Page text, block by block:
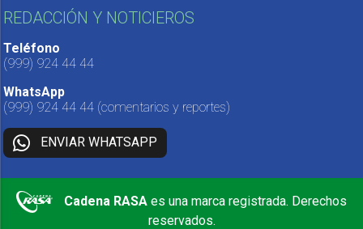
REDACCIÓN Y NOTICIEROS
Teléfono
(999) 924 44 44
WhatsApp
(999) 924 44 44 (comentarios y reportes)
ENVIAR WHATSAPP
Cadena RASA es una marca registrada. Derechos
reservados.